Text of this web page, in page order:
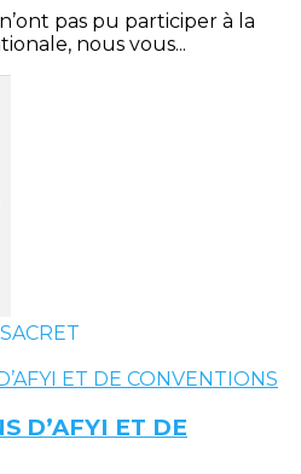
pas pu participer à la
nous vous...
D’AFYI ET DE